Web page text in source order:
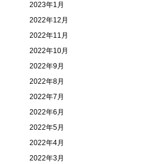
2023年1月
2022年12月
2022年11月
2022年10月
2022年9月
2022年8月
2022年7月
2022年6月
2022年5月
2022年4月
2022年3月